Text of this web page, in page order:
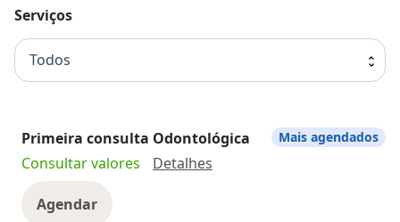
Serviços
Todos
Primeira consulta Odontológica
Consultar valores
Detalhes
Agendar
Mais agendados